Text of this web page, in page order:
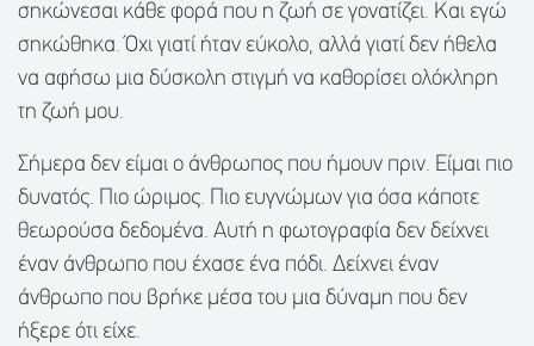
σηκώνεσαι κάθε φορά που η ζωή σε γονατίζει. Και εγώ
σηκώθηκα. Όχι γιατί ήταν εύκολο, αλλά γιατί δεν ήθελα
να αφήσω μια δύσκολη στιγμή να καθορίσει ολόκληρη
τη ζωή μου.
Σήμερα δεν είμαι ο άνθρωπος που ήμουν πριν. Είμαι πιο
δυνατός. Πιο ώριμος. Πιο ευγνώμων για όσα κάποτε
θεωρούσα δεδομένα. Αυτή η φωτογραφία δεν δείχνει
έναν άνθρωπο που έχασε ένα πόδι. Δείχνει έναν
άνθρωπο που βρήκε μέσα του μια δύναμη που δεν
ήξερε ότι είχε.